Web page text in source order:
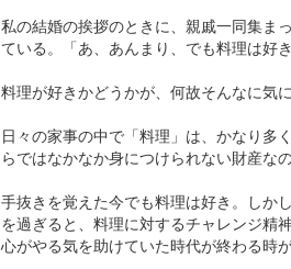
私の結婚の挨拶のときに、親戚一同集ま
ている。「あ、あんまり、でも料理は好
料理が好きかどうかが、何故そんなに気
日々の家事の中で「料理」は、かなり多
らではなかなか身につけられない財産な
手抜きを覚えた今でも料理は好き。しか
を過ぎると、料理に対するチャレンジ精
心がやる気を助けていた時代が終わる時が